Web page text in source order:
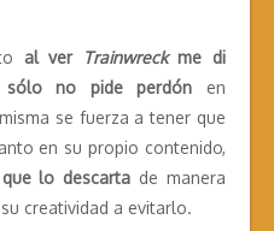
al ver Trainwreckme di
no pide perdón en
se fuerza a tener que
en su propio contenido,
lo descarta de manera
creatividad a evitarlo.